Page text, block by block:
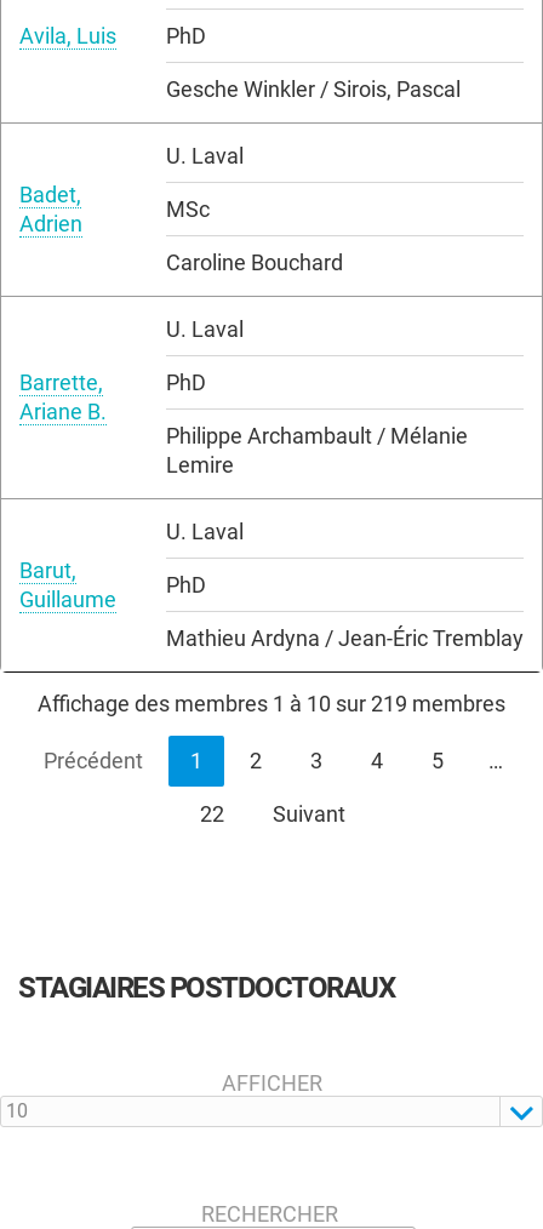
Avila, Luis PhD
Gesche Winkler / Sirois, Pascal
Badet,
Adrien
U. Laval
MSc
Caroline Bouchard
Barrette,
Ariane B.
U. Laval
PhD
Philippe Archambault / Mélanie
Lemire
Barut,
Guillaume
U. Laval
PhD
Mathieu Ardyna / Jean-Éric Tremblay
Affichage des membres 1 à 10 sur 219 membres
Précédent 1 2 3 4 5 …
22 Suivant
STAGIAIRES POSTDOCTORAUX
AFFICHER
RECHERCHER